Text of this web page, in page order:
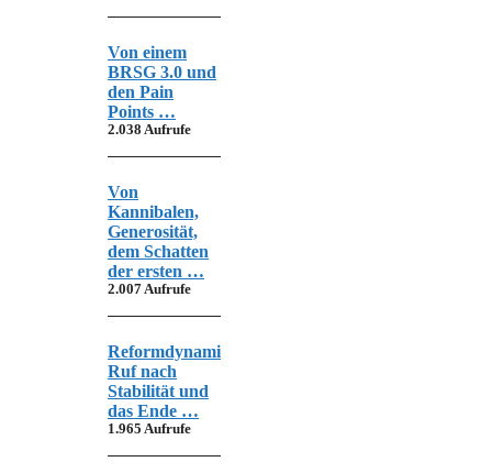
Von einem
BRSG 3.0 und
den Pain
Points …
2.038 Aufrufe
Von
Kannibalen,
Generosität,
dem Schatten
der ersten …
2.007 Aufrufe
Reformdynamik,
Ruf nach
Stabilität und
das Ende …
1.965 Aufrufe